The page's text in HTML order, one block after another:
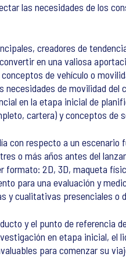
las necesidades de los
creadores de
en una valiosa
de vehículo o
de movilidad del
en la etapa inicial de
cartera) y conceptos de
con respecto a un escenario
o más años antes del
formato: 2D, 3D, maqueta
para una evaluación y
y cualitativas presenciales o
y el punto de referencia
en etapa inicial, el
para comenzar su